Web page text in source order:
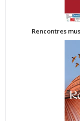
Rencontres